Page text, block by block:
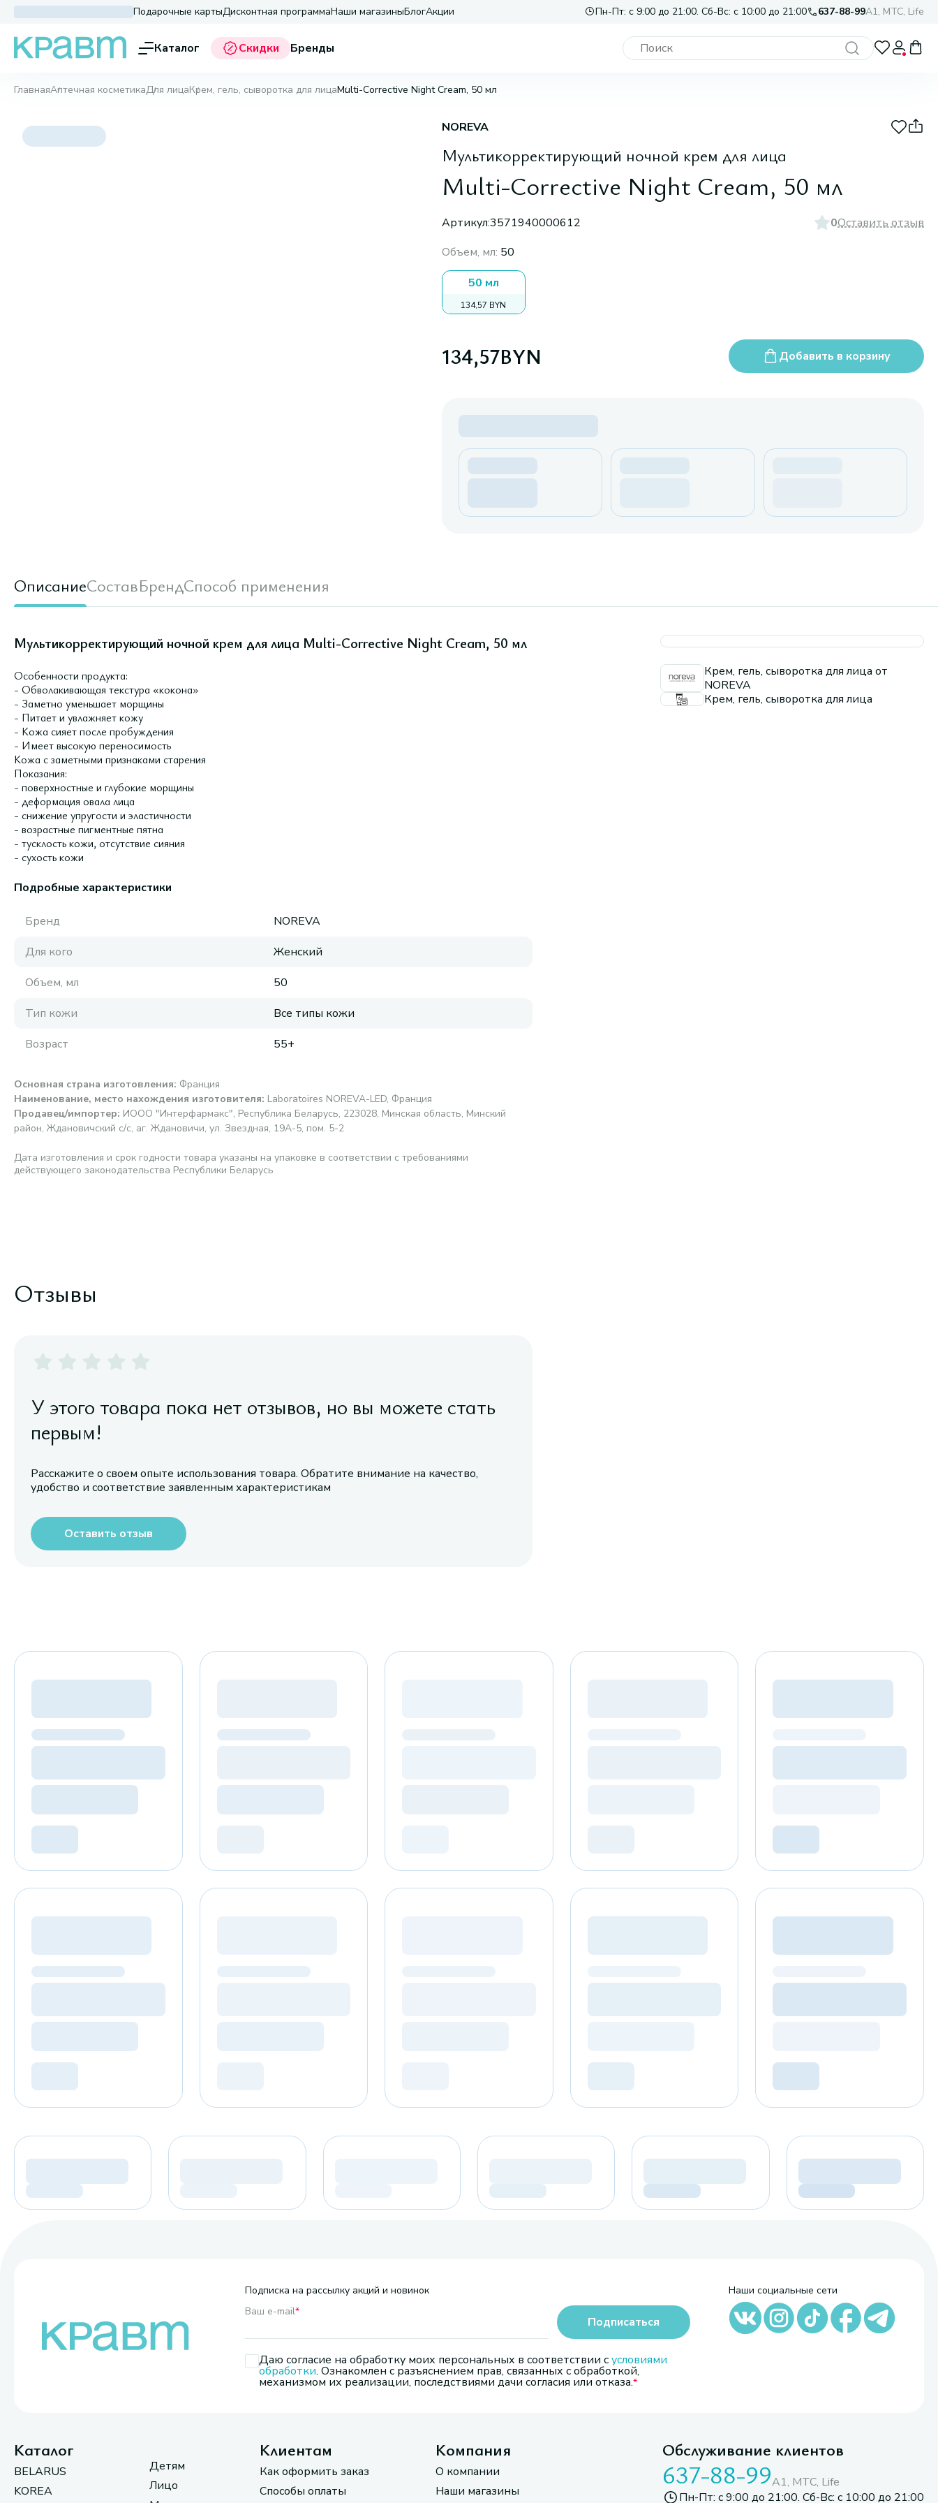
Подарочные картыДисконтная программаНаши магазиныБлогАкции Пн-Пт: с 9:00 до 21:00. Сб-Вс: с 10:00 до 21:00 637-88-99A1, МТС, Life
Каталог Скидки Бренды
ГлавнаяАптечная косметикаДля лицаКрем, гель, сыворотка для лицаMulti-Corrective Night Cream, 50 мл
NOREVA
Мультикорректирующий ночной крем для лица
Multi-Corrective Night Cream, 50 мл
Артикул:3571940000612 0Оставить отзыв
Объем, мл: 50
50 мл
134,57 BYN
134,57BYN Добавить в корзину
ОписаниеСоставБрендСпособ применения
Мультикорректирующий ночной крем для лица Multi-Corrective Night Cream, 50 мл
Особенности продукта:
- Обволакивающая текстура «кокона»
- Заметно уменьшает морщины
- Питает и увлажняет кожу
- Кожа сияет после пробуждения
- Имеет высокую переносимость
Кожа с заметными признаками старения
Показания:
- поверхностные и глубокие морщины
- деформация овала лица
- снижение упругости и эластичности
- возрастные пигментные пятна
- тусклость кожи, отсутствие сияния
- сухость кожи
Подробные характеристики
Бренд
NOREVA
Для кого
Женский
Объем, мл
50
Тип кожи
Все типы кожи
Возраст
55+
Основная страна изготовления: Франция
Наименование, место нахождения изготовителя: Laboratoires NOREVA-LED, Франция
Продавец/импортер: ИООО "Интерфармакс", Республика Беларусь, 223028, Минская область, Минский
район, Ждановичский с/с, аг. Ждановичи, ул. Звездная, 19А-5, пом. 5-2
Дата изготовления и срок годности товара указаны на упаковке в соответствии с требованиями
действующего законодательства Республики Беларусь
Крем, гель, сыворотка для лица от
NOREVA
Крем, гель, сыворотка для лица
Отзывы
У этого товара пока нет отзывов, но вы можете стать
первым!
Расскажите о своем опыте использования товара. Обратите внимание на качество,
удобство и соответствие заявленным характеристикам
Оставить отзыв
Подписка на рассылку акций и новинок
Ваш e-mail*
Даю согласие на обработку моих персональных в соответствии сусловиями
обработки. Ознакомлен с разъяснением прав, связанных с обработкой,
механизмом их реализации, последствиями дачи согласия или отказа.
Подписаться
Наши социальные сети
Каталог
BELARUS
KOREA
Детям
Лицо
Клиентам
Как оформить заказ
Способы оплаты
Компания
О компании
Наши магазины
Обслуживание клиентов
637-88-99A1, МТС, Life
Пн-Пт: с 9:00 до 21:00. Сб-Вс: с 10:00 до 21:00